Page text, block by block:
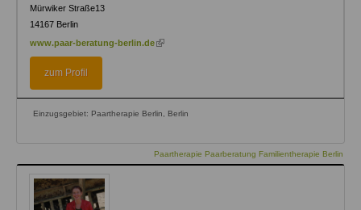
Mürwiker Straße13
14167 Berlin
www.paar-beratung-berlin.de(link
zum Profil
Einzugsgebiet: Paartherapie Berlin, Berlin
Paartherapie Paarberatung Familientherapie Berlin